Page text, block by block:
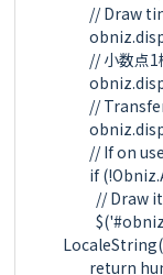
        obniz.display.print(datetime[1]);
        obniz.display.print(`${humid.toFixed(1)}%`);
        obniz.display.drawing(true);
          $('#obniz-debug').append(`<p>${new Date().to